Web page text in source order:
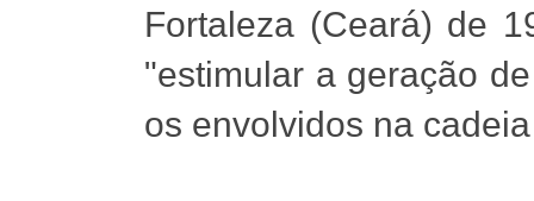
Fortaleza (Ceará) de
"estimular a geração
os envolvidos na